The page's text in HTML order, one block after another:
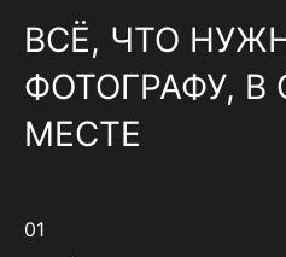
ВСЁ, ЧТО
ФОТОГРАФУ,
МЕСТЕ
01